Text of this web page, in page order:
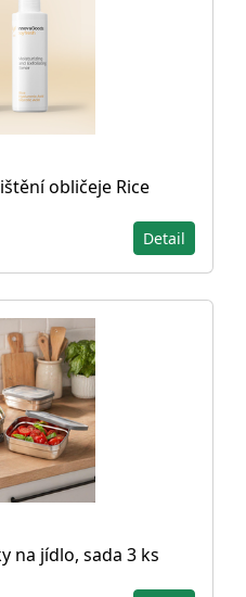
obličeje Rice
Detail
na jídlo, sada 3 ks